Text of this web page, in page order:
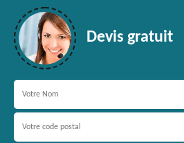
Devis gratuit